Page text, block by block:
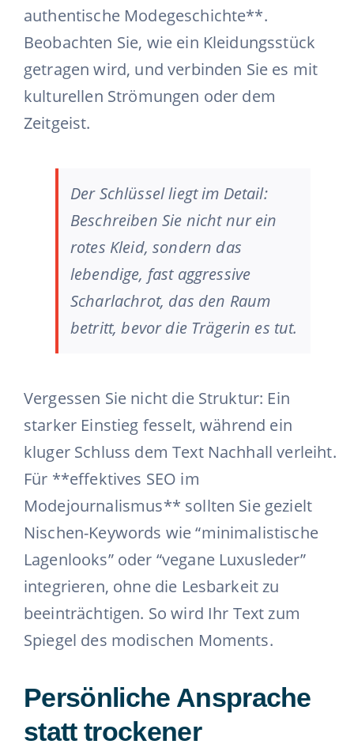
authentische Modegeschichte**.
Beobachten Sie, wie ein Kleidungsstück
getragen wird, und verbinden Sie es mit
kulturellen Strömungen oder dem
Zeitgeist.
Der Schlüssel liegt im Detail:
Beschreiben Sie nicht nur ein
rotes Kleid, sondern das
lebendige, fast aggressive
Scharlachrot, das den Raum
betritt, bevor die Trägerin es tut.
Vergessen Sie nicht die Struktur: Ein
starker Einstieg fesselt, während ein
kluger Schluss dem Text Nachhall verleiht.
Für **effektives SEO im
Modejournalismus** sollten Sie gezielt
Nischen-Keywords wie “minimalistische
Lagenlooks” oder “vegane Luxusleder”
integrieren, ohne die Lesbarkeit zu
beeinträchtigen. So wird Ihr Text zum
Spiegel des modischen Moments.
Persönliche Ansprache
statt trockener